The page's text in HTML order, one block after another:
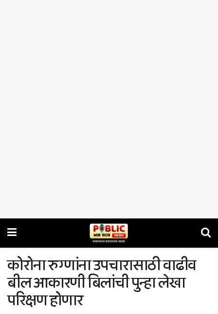
कोरोना रुग्णांना उपचारासाठी वाढीव
बील आकारणी बिलांची पुन्हा लेखा
परिक्षण होणार